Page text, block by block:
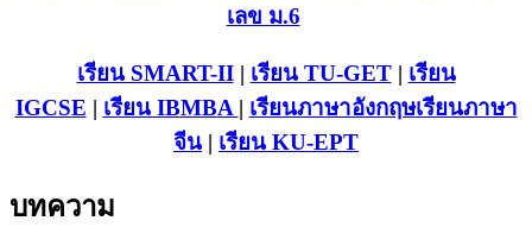
เลข ม.6
เรียน SMART-II| เรียน TU-GET| เรียน
IGCSE | เรียน IBMBA | เรียนภาษาอังกฤษเรียนภาษา
จีน | เรียน KU-EPT
บทความ